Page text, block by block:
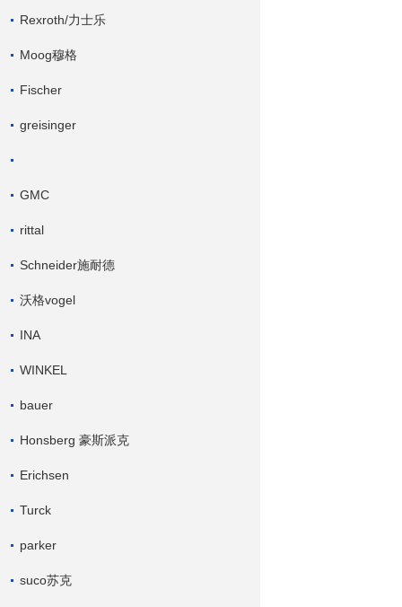
Rexroth/力士乐
Moog穆格
Fischer
greisinger
GMC
rittal
Schneider施耐德
沃格vogel
INA
WINKEL
bauer
Honsberg 豪斯派克
Erichsen
Turck
parker
suco苏克